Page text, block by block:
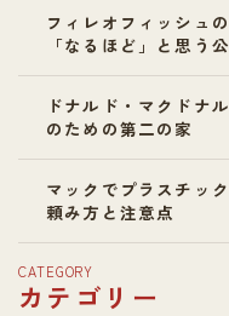
フィレオフィッシュ
「なるほど」と思う
ドナルド・マクドナ
のための第二の家
マックでプラスチッ
頼み方と注意点
CATEGORY
カテゴリー